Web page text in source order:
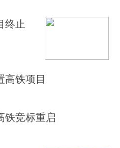
终止
高铁项目
铁竞标重启